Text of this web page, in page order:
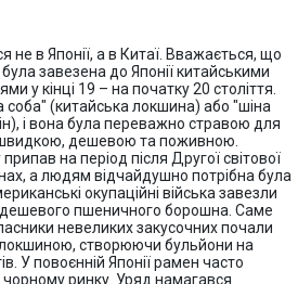
не в Японії, а в Китаї. Вважається, що
завезена до Японії китайськими
у кінці 19 – на початку 20 століття.
соба" (китайська локшина) або "шіна
і вона була переважно стравою для
швидкою, дешевою та поживною.
на період після Другої світової
а людям відчайдушно потрібна була
окупаційні війська завезли
дешевого пшеничного борошна. Саме
невеликих закусочних почали
створюючи бульйони на
У повоєнній Японії рамен часто
ринку. Уряд намагався